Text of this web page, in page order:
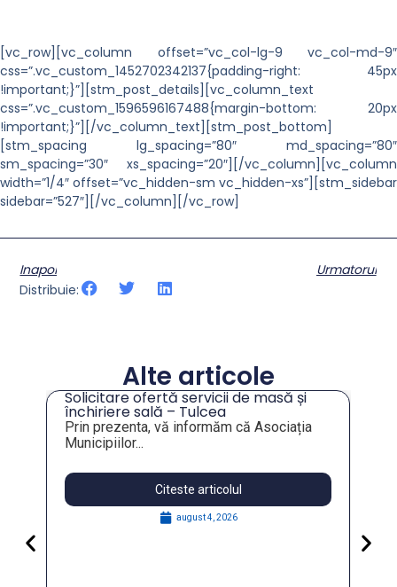
[vc_row][vc_column offset=”vc_col-lg-9 vc_col-md-9″
css=”.vc_custom_1452702342137{padding-right: 45px
!important;}”][stm_post_details][vc_column_text
css=”.vc_custom_1596596167488{margin-bottom: 20px
!important;}”][/vc_column_text][stm_post_bottom]
[stm_spacing lg_spacing=”80″ md_spacing=”80″
sm_spacing=”30″ xs_spacing=”20″][/vc_column][vc_column
width=”1/4″ offset=”vc_hidden-sm vc_hidden-xs”][stm_sidebar
sidebar=”527″][/vc_column][/vc_row]
Inapoi
Urmatorul
Distribuie:
Alte articole
Solicitare ofertă servicii de masă și
închiriere sală – Tulcea
Prin prezenta, vă informăm că Asociația
Municipiilor...
Citeste articolul
august 4, 2026